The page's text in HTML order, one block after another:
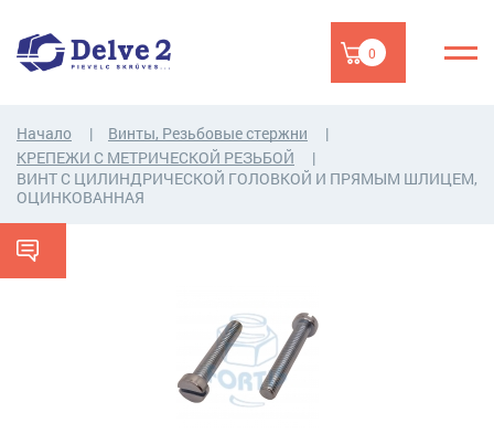
0
Начало
Винты, Резьбовые стержни
КРЕПЕЖИ С МЕТРИЧЕСКОЙ РЕЗЬБОЙ
ВИНТ С ЦИЛИНДРИЧЕСКОЙ ГОЛОВКОЙ И ПРЯМЫМ ШЛИЦЕМ,
ОЦИНКОВАННАЯ